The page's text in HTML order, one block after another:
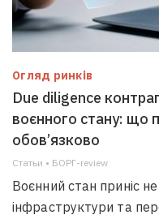
Огляд ринків
Due diligence
воєнного стану: що
обов’язково
Статьи • БОРГ-review
Воєнний стан приніс
інфраструктури та